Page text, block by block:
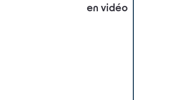
en vidéo